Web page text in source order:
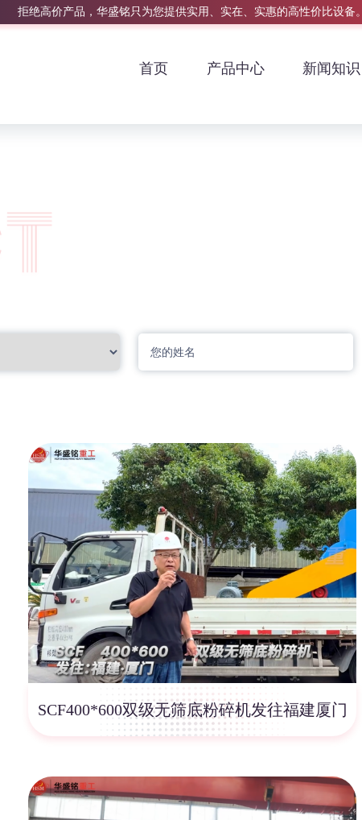
拒绝高价产品，华盛铭只为您提供实用、实在、实惠的高性价比设备。
首页 产品中心 新闻知识
SCF400*600双级无筛底粉碎机发往福建厦门